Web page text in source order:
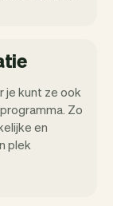
je kunt ze ook
Zo
en
plek